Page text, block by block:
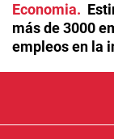
Economia
más de 3000
empleos en la